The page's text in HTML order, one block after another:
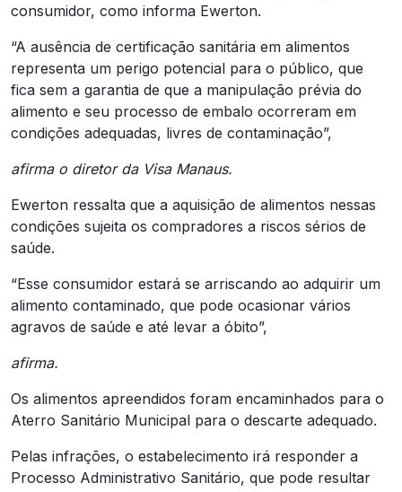
consumidor, como informa Ewerton.
“A ausência de certificação sanitária em alimentos
representa um perigo potencial para o público, que
fica sem a garantia de que a manipulação prévia do
alimento e seu processo de embalo ocorreram em
condições adequadas, livres de contaminação”,
afirma o diretor da Visa Manaus.
Ewerton ressalta que a aquisição de alimentos nessas
condições sujeita os compradores a riscos sérios de
saúde.
“Esse consumidor estará se arriscando ao adquirir um
alimento contaminado, que pode ocasionar vários
agravos de saúde e até levar a óbito”,
afirma.
Os alimentos apreendidos foram encaminhados para o
Aterro Sanitário Municipal para o descarte adequado.
Pelas infrações, o estabelecimento irá responder a
Processo Administrativo Sanitário, que pode resultar